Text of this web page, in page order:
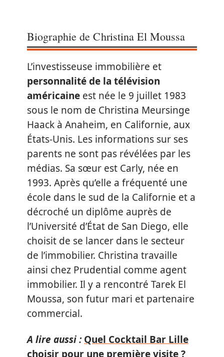
Biographie de Christina El Moussa
L’investisseuse immobilière et
personnalité de la télévision
américaine est née le 9 juillet 1983
sous le nom de Christina Meursinge
Haack à Anaheim, en Californie, aux
États-Unis. Les informations sur ses
parents ne sont pas révélées par les
médias. Sa sœur est Carly, née en
1993. Après qu’elle a fréquenté une
école dans le sud de la Californie et a
décroché un diplôme auprès de
l’Université d’État de San Diego, elle
choisit de se lancer dans le secteur
de l’immobilier. Christina travaille
ainsi chez Prudential comme agent
immobilier. Il y a rencontré Tarek El
Moussa, son futur mari et partenaire
commercial.
A lire aussi : Quel Cocktail Bar Lille
choisir pour une première visite ?